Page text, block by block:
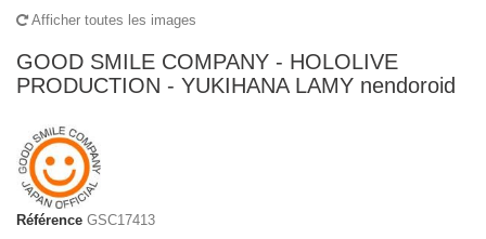
Afficher toutes les images
GOOD SMILE COMPANY - HOLOLIVE
PRODUCTION - YUKIHANA LAMY nendoroid
Référence GSC17413